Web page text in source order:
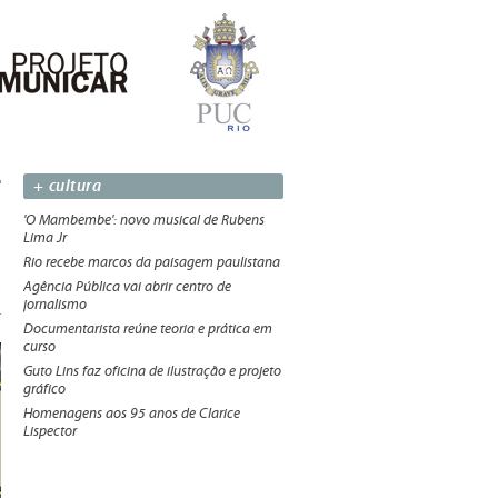
+ cultura
'O Mambembe': novo musical de Rubens
Lima Jr
Rio recebe marcos da paisagem paulistana
Agência Pública vai abrir centro de
jornalismo
Documentarista reúne teoria e prática em
curso
Guto Lins faz oficina de ilustração e projeto
gráfico
Homenagens aos 95 anos de Clarice
Lispector